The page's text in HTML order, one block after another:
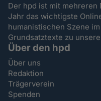
Der hpd ist mit
Jahr das wichtigste
humanistischen Szene
Grundsatztexte zu
Über den hpd
Über uns
Redaktion
Trägerverein
Spenden